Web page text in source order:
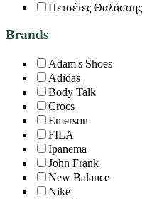
Πετσέτες Θαλάσσης
Brands
Adam's Shoes
Adidas
Body Talk
Crocs
Emerson
FILA
Ipanema
John Frank
New Balance
Nike